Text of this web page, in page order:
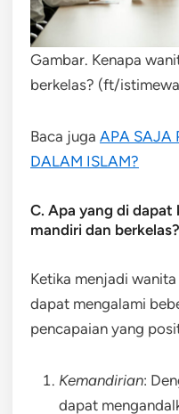
Gambar. Kenapa
berkelas? (ft/
Baca juga APA SAJA
DALAM ISLAM?
C. Apa yang di
mandiri dan berkelas?
Ketika menjadi
dapat mengalami
pencapaian yang
Kemandirian:
dapat